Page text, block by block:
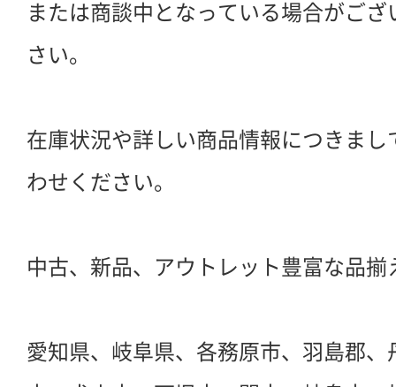
または商談中となっている場合がご
さい。
在庫状況や詳しい商品情報につきま
わせください。
中古、新品、アウトレット豊富な品揃
愛知県、岐阜県、各務原市、羽島郡